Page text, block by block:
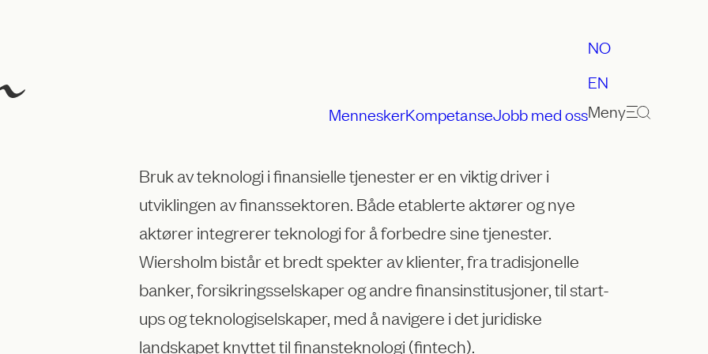
MenneskerKompetanseJobb med oss
NO
EN
Meny
Bruk av teknologi i finansielle tjenester er en viktig driver i
utviklingen av finanssektoren. Både etablerte aktører og nye
aktører integrerer teknologi for å forbedre sine tjenester.
Wiersholm bistår et bredt spekter av klienter, fra tradisjonelle
banker, forsikringsselskaper og andre finansinstitusjoner, til start-
ups og teknologiselskaper, med å navigere i det juridiske
landskapet knyttet til finansteknologi (fintech).